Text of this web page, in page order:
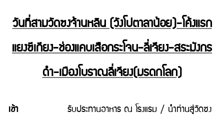
วันที่สามวัดซงจ้านหลิน (วังโปตาลาน้อย)-โค้งแรก
แยงซีเกียง-ช่องแคบเสือกระโจน-ลี่เจียง-สระมังกร
ดำ-เมืองโบราณลี่เจียง(มรดกโลก)
เช้า
รับประทานอาหาร ณ โรงแรม / นำท่านสู่วัดซง